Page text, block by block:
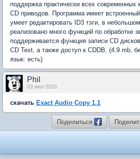
поддержка практически всех современных
CD приводов. Программа имеет
умеет редактировать ID3 тэги, в
реализовано много функций по обработке
поддерживается функция записи CD
CD Text, а также доступ к CDDB. (4.9 mb,
язык: есть)
Phil
03 июл 2015
скачать Exact Audio Copy 1.1
Поделиться